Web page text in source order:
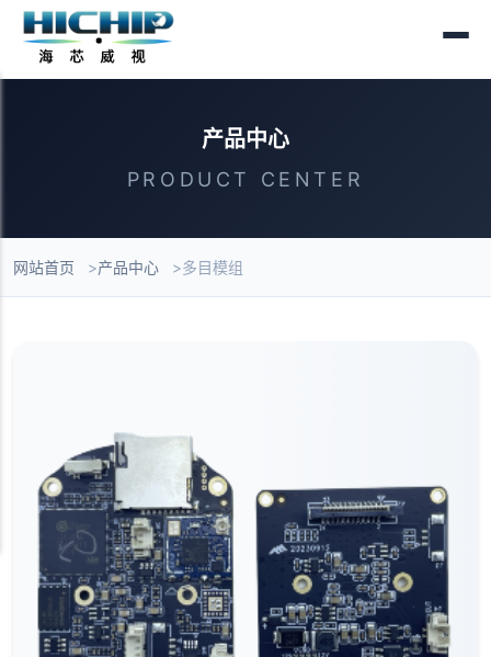
产品中心
PRODUCT CENTER
网站首页 产品中心 多目模组